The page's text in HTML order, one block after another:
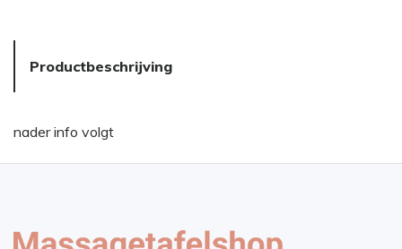
Productbeschrijving
nader info volgt